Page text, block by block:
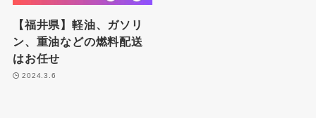
【福井県】軽油、ガソリ
ン、重油などの燃料配送
はお任せ
2024.3.6